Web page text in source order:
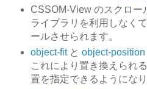
CSSOM-View のスクロー
ライブラリを利用しなく
ールさせられます。
object-fitと object-position
これにより置き換えられ
置を指定できるようになり